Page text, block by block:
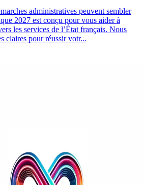
administratives peuvent sembler
2027 est conçu pour vous aider à
les services de l’État français. Nous
claires pour réussir votr...